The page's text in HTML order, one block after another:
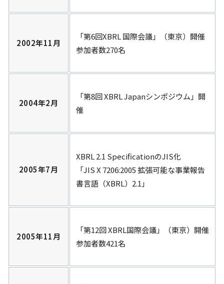
会員会社の紹介
XBRLのテクノロジー
資料のダウンロード
XBRLプログラミングお役立ちサイト集
無料XBRLツール・サービスの紹介
2002年11月
「第6回XBRL 国際会議」（東京）開催
参加者数270名
2004年2月
「第8回 XBRL Japanシンポジウム」開
催
2005年7月
XBRL 2.1 SpecificationのJIS化
「JIS X 7206:2005 拡張可能な事業報告
書言語（XBRL）2.1」
2005年11月
「第12回 XBRL国際会議」（東京）開催
参加者数421名